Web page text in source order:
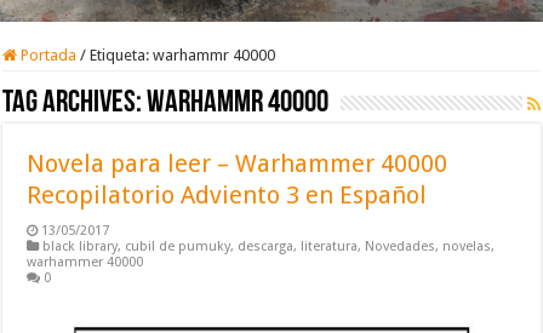
Portada / Etiqueta:warhammr 40000
Tag Archives:warhammr 40000
Novela para leer – Warhammer 40000
Recopilatorio Adviento 3 en Español
13/05/2017
black library, cubil de pumuky, descarga, literatura, Novedades, novelas,
warhammer 40000
0